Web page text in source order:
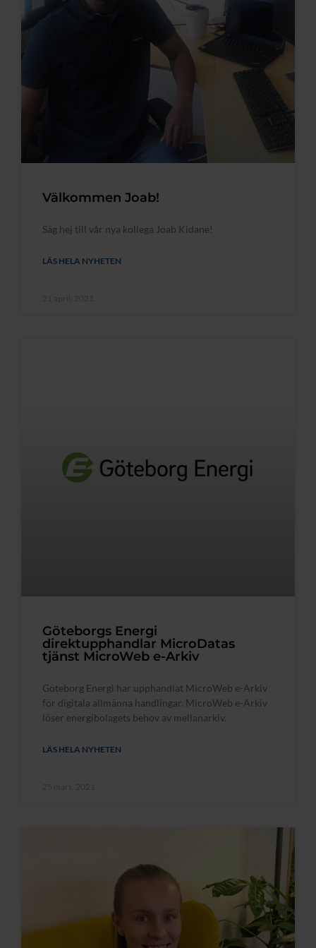
Välkommen Joab!
Säg hej till vår nya kollega Joab Kidane!
LÄS HELA NYHETEN
Göteborgs Energi
direktupphandlar MicroDatas
tjänst MicroWeb e-Arkiv
Göteborg Energi har upphandlat MicroWeb e-Arkiv
för digitala allmänna handlingar. MicroWeb e-Arkiv
löser energibolagets behov av mellanarkiv.
LÄS HELA NYHETEN